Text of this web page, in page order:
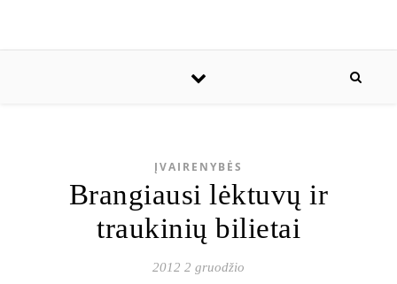
ĮVAIRENYBĖS
Brangiausi lėktuvų ir
traukinių bilietai
2012 2 gruodžio